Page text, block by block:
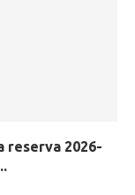
reserva 2026-